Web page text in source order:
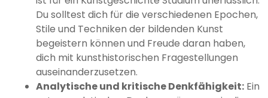
Du solltest dich für die verschiedenen Epochen,
Stile und Techniken der bildenden Kunst
begeistern können und Freude daran haben,
dich mit kunsthistorischen Fragestellungen
auseinanderzusetzen.
Analytische und kritische Denkfähigkeit: Ein